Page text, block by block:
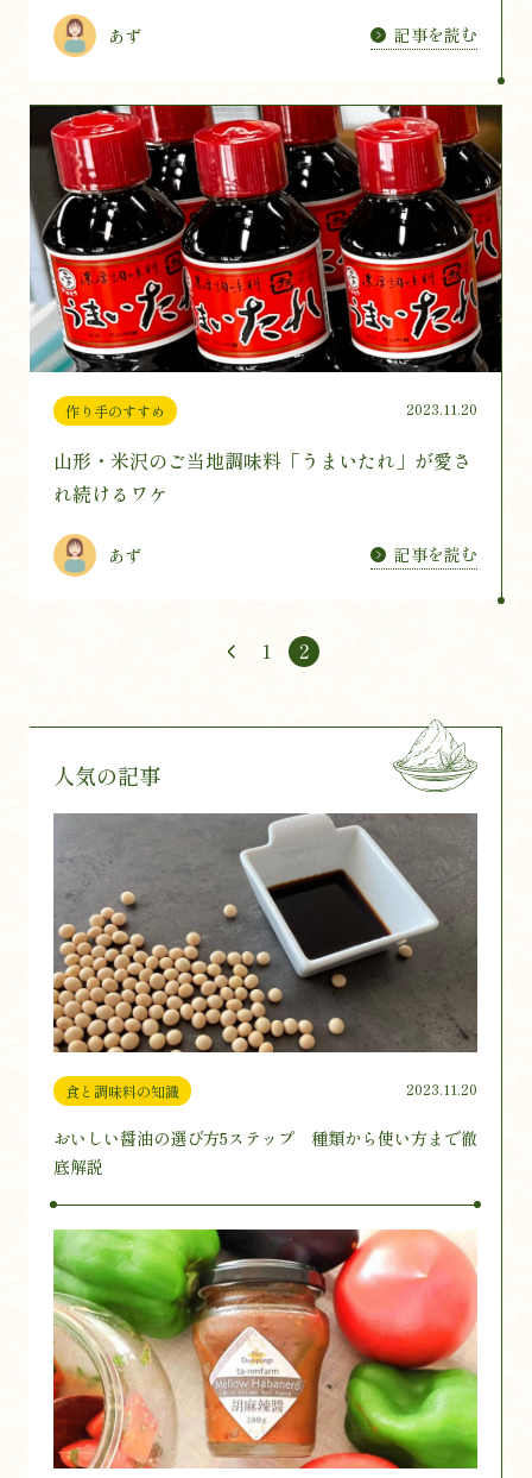
あず 記事を読む
作り手のすすめ 2023.11.20
山形・米沢のご当地調味料「うまいたれ」が愛さ
れ続けるワケ
あず 記事を読む
1 2
人気の記事
食と調味料の知識 2023.11.20
おいしい醤油の選び方5ステップ 種類から使い方まで徹
底解説